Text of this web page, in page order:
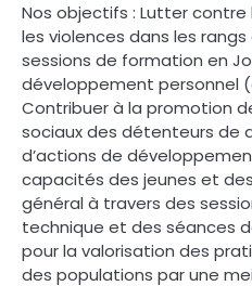
Nos objectifs : Lutter contre
les violences dans les
sessions de formation en
développement personnel
Contribuer à la promotion
sociaux des détenteurs de
d’actions de
capacités des jeunes et
général à travers des
technique et des séances
pour la valorisation des
des populations par une